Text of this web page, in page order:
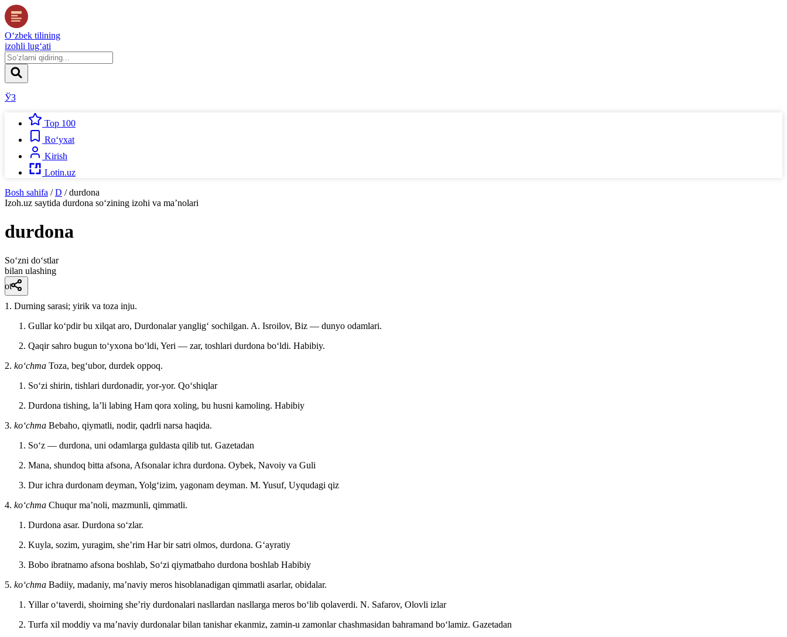
O‘zbek tilining
izohli lug‘ati
ЎЗ
Top 100
Ro‘yxat
Kirish
Lotin.uz
Bosh sahifa / D / durdona
Izoh.uz saytida durdona so‘zining izohi va ma’nolari
durdona
So‘zni do‘stlar
bilan ulashing
ot
1. Durning sarasi; yirik va toza inju.
Gullar koʻpdir bu xilqat aro, Durdonalar yangligʻ sochilgan. A. Isroilov, Biz — dunyo odamlari.
Qaqir sahro bugun toʻyxona boʻldi, Yeri — zar, toshlari durdona boʻldi. Habibiy.
2. koʻchma Toza, begʻubor, durdek oppoq.
Soʻzi shirin, tishlari durdonadir, yor-yor. Qoʻshiqlar
Durdona tishing, laʼli labing Ham qora xoling, bu husni kamoling. Habibiy
3. koʻchma Bebaho, qiymatli, nodir, qadrli narsa haqida.
Soʻz — durdona, uni odamlarga guldasta qilib tut. Gazetadan
Mana, shundoq bitta afsona, Afsonalar ichra durdona. Oybek, Navoiy va Guli
Dur ichra durdonam deyman, Yolgʻizim, yagonam deyman. M. Yusuf, Uyqudagi qiz
4. koʻchma Chuqur maʼnoli, mazmunli, qimmatli.
Durdona asar. Durdona soʻzlar.
Kuyla, sozim, yuragim, sheʼrim Har bir satri olmos, durdona. Gʻayratiy
Bobo ibratnamo afsona boshlab, Soʻzi qiymatbaho durdona boshlab Habibiy
5. koʻchma Badiiy, madaniy, maʼnaviy meros hisoblanadigan qimmatli asarlar, obidalar.
Yillar oʻtaverdi, shoirning sheʼriy durdonalari nasllardan nasllarga meros boʻlib qolaverdi. N. Safarov, Olovli izlar
Turfa xil moddiy va maʼnaviy durdonalar bilan tanishar ekanmiz, zamin-u zamonlar chashmasidan bahramand boʻlamiz. Gazetadan